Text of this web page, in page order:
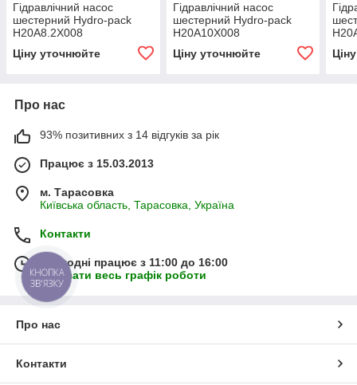
Гідравлічний насос
шестерний Hydro-pack
H20A8.2X008
Ціну уточнюйте
Гідравлічний насос
шестерний Hydro-pack
H20A10X008
Ціну уточнюйте
Про нас
93% позитивних з 14 відгуків за рік
Працює з 15.03.2013
м. Тарасовка
Київська область, Тарасовка, Україна
Контакти
Сьогодні працює з 11:00 до 16:00
Показати весь графік роботи
Про нас
Контакти
КНОПКА
ЗВ'ЯЗКУ